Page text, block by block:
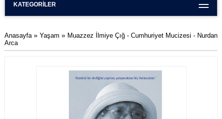
KATEGORILER
Anasayfa » Yaşam » Muazzez İlmiye Çığ - Cumhuriyet Mucizesi - Nurdan
Arca